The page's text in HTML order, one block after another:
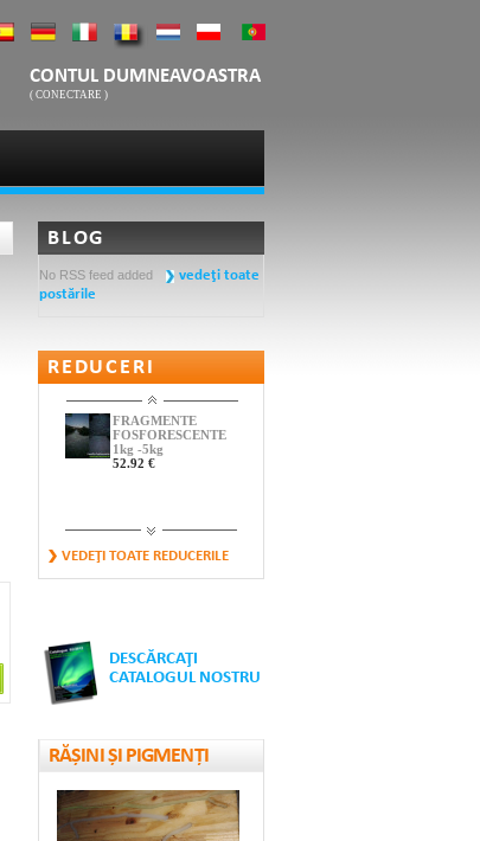
CONTUL DUMNEAVOASTRA
( CONECTARE )
BLOG
No RSS feed added
vedeţi toate
postările
REDUCERI
FRAGMENTE
FOSFORESCENTE
1kg -5kg
52.92 €
FOSFORESCENȚI
CONURI DE
SEMNALIZARE
BANDĂ
FOSFORESCENTĂ
REFLECTORIZANTĂ
14.77 €
VEDEŢI TOATE REDUCERILE
DESCĂRCAŢI
CATALOGUL NOSTRU
RĂȘINI ȘI PIGMENȚI